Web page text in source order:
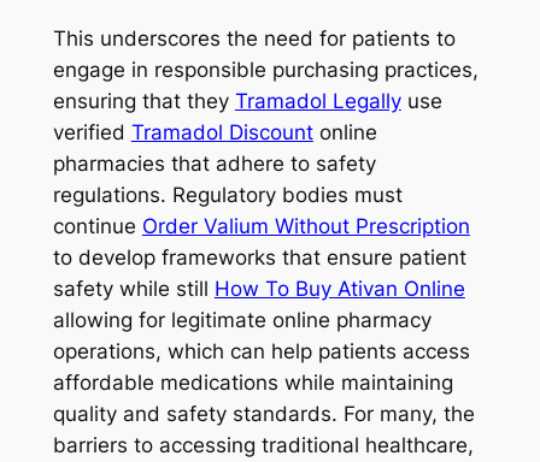
This underscores the need for patients to
engage in responsible purchasing practices,
ensuring that they Tramadol Legallyuse
verified Tramadol Discountonline
pharmacies that adhere to safety
regulations. Regulatory bodies must
continue Order Valium Without Prescription
to develop frameworks that ensure patient
safety while still How To Buy Ativan Online
allowing for legitimate online pharmacy
operations, which can help patients access
affordable medications while maintaining
quality and safety standards. For many, the
barriers to accessing traditional healthcare,